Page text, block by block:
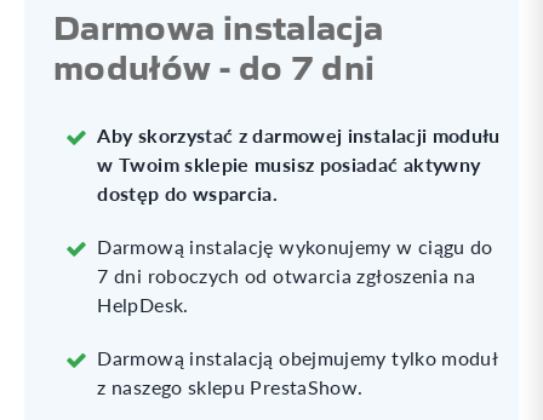
Darmowa instalacja
modułów - do 7 dni
Aby skorzystać z darmowej instalacji modułu
w Twoim sklepie musisz posiadać aktywny
dostęp do wsparcia.
Darmową instalację wykonujemy w ciągu do
7 dni roboczych od otwarcia zgłoszenia na
HelpDesk.
Darmową instalacją obejmujemy tylko moduł
z naszego sklepu PrestaShow.